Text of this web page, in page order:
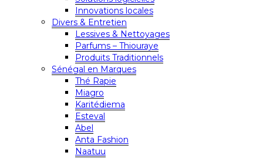
Innovations locales
Divers & Entretien
Lessives & Nettoyages
Parfums – Thiouraye
Produits Traditionnels
Sénégal en Marques
Thé Rapie
Miagro
Karitédiema
Esteval
Abel
Anta Fashion
Naatuu